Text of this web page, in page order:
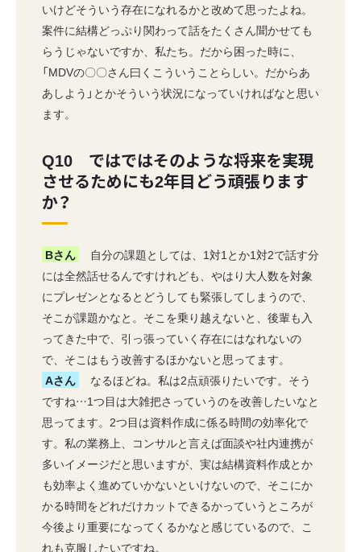
いけどそういう存在になれるかと改めて思ったよね。
案件に結構どっぷり関わって話をたくさん聞かせても
らうじゃないですか、私たち。だから困った時に、
「MDVの〇〇さん曰くこういうことらしい。だからあ
あしよう」とかそういう状況になっていければなと思い
ます。
Q10 ではではそのような将来を実現
させるためにも2年目どう頑張ります
か？
Bさん
自分の課題としては、1対1とか1対2で話す分
には全然話せるんですけれども、やはり大人数を対象
にプレゼンとなるとどうしても緊張してしまうので、
そこが課題かなと。そこを乗り越えないと、後輩も入
ってきた中で、引っ張っていく存在にはなれないの
で、そこはもう改善するほかないと思ってます。
Aさん
なるほどね。私は2点頑張りたいです。そう
ですね…1つ目は大雑把さっていうのを改善したいなと
思ってます。2つ目は資料作成に係る時間の効率化で
す。私の業務上、コンサルと言えば面談や社内連携が
多いイメージだと思いますが、実は結構資料作成とか
も効率よく進めていかないといけないので、そこにか
かる時間をどれだけカットできるかっていうところが
今後より重要になってくるかなと感じているので、こ
れも克服したいですね。